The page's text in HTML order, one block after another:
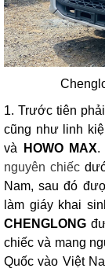
1. Trước tiên
cũng như linh
và
HOWO MAX.
nguyên chiếc
Nam, sau đó
làm giáy khai
CHENGLONG
chiếc và mang
Quốc vào Việt